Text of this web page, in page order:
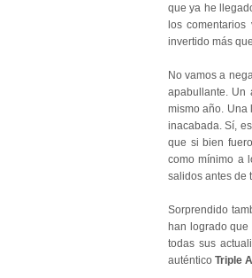
que ya he
los
invertido más
No vamos a
apabullante. Un
mismo año. Una
inacabada. Sí,
que si bien
como mínimo a
salidos antes de
Sorprendido
han logrado
todas sus
auténtico Triple A